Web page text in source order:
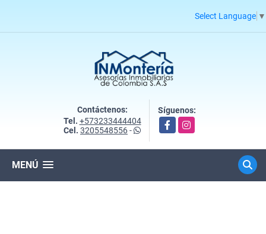
Select Language ▼
Contáctenos:
Tel. +573233444404
Cel. 3205548556-
Síguenos:
FacebookInstagram
MENÚ